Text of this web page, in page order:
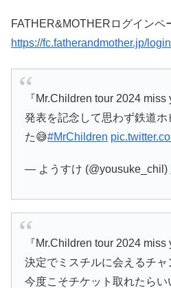
FATHER&MOTHERログインペ
https://fc.fatherandmother.jp/
『Mr.Children tour 2024
発表を記念して思わず鉄道
た😅#MrChildren
— ようすけ (@yousuke_chil)
『Mr.Children tour 2024
決定でミスチルに会えるチャ
今度こそチケット取れたらい